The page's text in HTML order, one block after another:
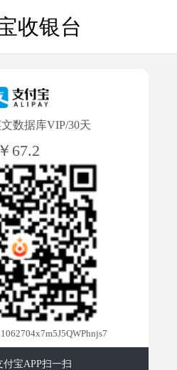
收银台
数据库VIP/30天
￥67.2
付宝APP扫一扫